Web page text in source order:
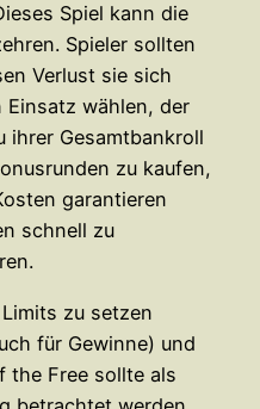
Spiel kann die
Spieler sollten
Verlust sie sich
wählen, der
ihrer Gesamtbankroll
zu kaufen,
garantieren
schnell zu
zu setzen
für Gewinne) und
the Free sollte als